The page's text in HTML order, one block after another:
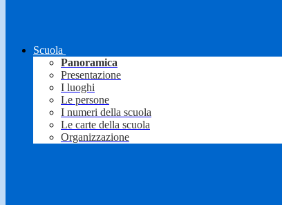
Scuola
Panoramica
Presentazione
I luoghi
Le persone
I numeri della scuola
Le carte della scuola
Organizzazione